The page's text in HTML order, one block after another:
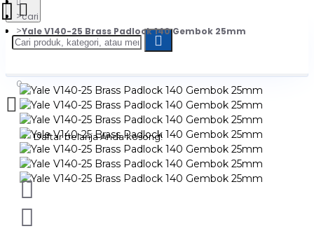
0
Daftar belanja Anda kosong!
cari
Yale V140-25 Brass Padlock 140 Gembok 25mm